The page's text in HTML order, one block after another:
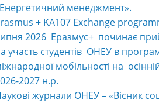
менеджмент».
+ KA107 Exchange
2026 Еразмус+ починає
участь студентів ОНЕУ в
мобільності на
2027 н.р.
журнали ОНЕУ – «Вісник